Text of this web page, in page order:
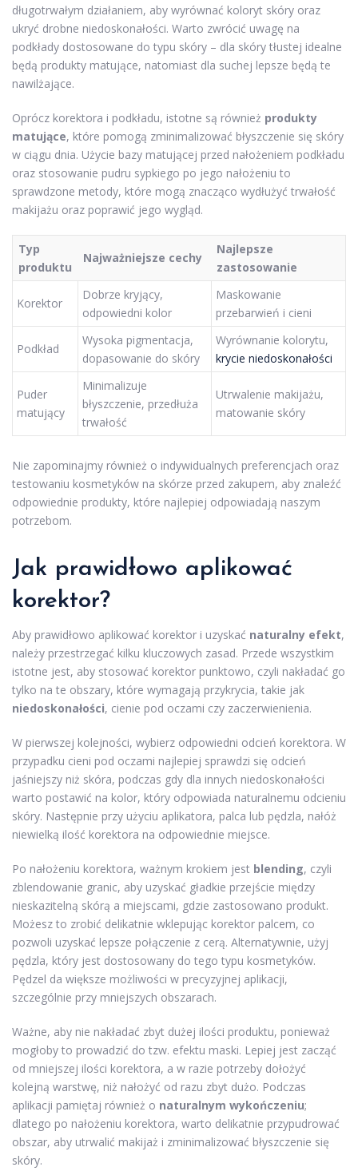
długotrwałym działaniem, aby wyrównać koloryt skóry oraz
ukryć drobne niedoskonałości. Warto zwrócić uwagę na
podkłady dostosowane do typu skóry – dla skóry tłustej idealne
będą produkty matujące, natomiast dla suchej lepsze będą te
nawilżające.
Oprócz korektora i podkładu, istotne są również produkty
matujące, które pomogą zminimalizować błyszczenie się skóry
w ciągu dnia. Użycie bazy matującej przed nałożeniem podkładu
oraz stosowanie pudru sypkiego po jego nałożeniu to
sprawdzone metody, które mogą znacząco wydłużyć trwałość
makijażu oraz poprawić jego wygląd.
Typ
produktu
Najważniejsze cechy
Najlepsze
zastosowanie
Korektor
Dobrze kryjący,
odpowiedni kolor
Maskowanie
przebarwień i cieni
Podkład
Wysoka pigmentacja,
dopasowanie do skóry
Wyrównanie kolorytu,
krycie niedoskonałości
Puder
matujący
Minimalizuje
błyszczenie, przedłuża
trwałość
Utrwalenie makijażu,
matowanie skóry
Nie zapominajmy również o indywidualnych preferencjach oraz
testowaniu kosmetyków na skórze przed zakupem, aby znaleźć
odpowiednie produkty, które najlepiej odpowiadają naszym
potrzebom.
Jak prawidłowo aplikować
korektor?
Aby prawidłowo aplikować korektor i uzyskać naturalny efekt,
należy przestrzegać kilku kluczowych zasad. Przede wszystkim
istotne jest, aby stosować korektor punktowo, czyli nakładać go
tylko na te obszary, które wymagają przykrycia, takie jak
niedoskonałości, cienie pod oczami czy zaczerwienienia.
W pierwszej kolejności, wybierz odpowiedni odcień korektora. W
przypadku cieni pod oczami najlepiej sprawdzi się odcień
jaśniejszy niż skóra, podczas gdy dla innych niedoskonałości
warto postawić na kolor, który odpowiada naturalnemu odcieniu
skóry. Następnie przy użyciu aplikatora, palca lub pędzla, nałóż
niewielką ilość korektora na odpowiednie miejsce.
Po nałożeniu korektora, ważnym krokiem jest blending, czyli
zblendowanie granic, aby uzyskać gładkie przejście między
nieskazitelną skórą a miejscami, gdzie zastosowano produkt.
Możesz to zrobić delikatnie wklepując korektor palcem, co
pozwoli uzyskać lepsze połączenie z cerą. Alternatywnie, użyj
pędzla, który jest dostosowany do tego typu kosmetyków.
Pędzel da większe możliwości w precyzyjnej aplikacji,
szczególnie przy mniejszych obszarach.
Ważne, aby nie nakładać zbyt dużej ilości produktu, ponieważ
mogłoby to prowadzić do tzw. efektu maski. Lepiej jest zacząć
od mniejszej ilości korektora, a w razie potrzeby dołożyć
kolejną warstwę, niż nałożyć od razu zbyt dużo. Podczas
aplikacji pamiętaj również o naturalnym wykończeniu;
dlatego po nałożeniu korektora, warto delikatnie przypudrować
obszar, aby utrwalić makijaż i zminimalizować błyszczenie się
skóry.